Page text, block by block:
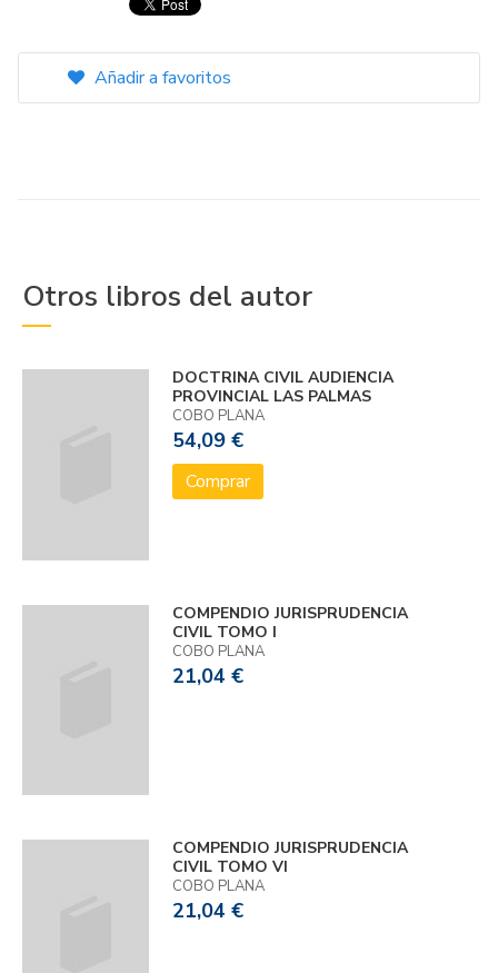
Añadir a favoritos
Otros libros del autor
DOCTRINA CIVIL AUDIENCIA
PROVINCIAL LAS PALMAS
COBO PLANA
54,09 €
Comprar
COMPENDIO JURISPRUDENCIA
CIVIL TOMO I
COBO PLANA
21,04 €
COMPENDIO JURISPRUDENCIA
CIVIL TOMO VI
COBO PLANA
21,04 €